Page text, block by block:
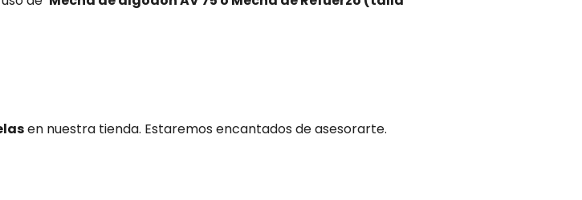
en nuestra tienda. Estaremos encantados de asesorarte.